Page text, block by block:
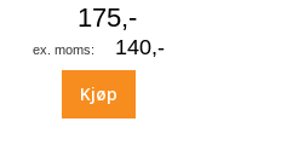
175,-
140,-
Kjøp